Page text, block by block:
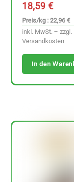
18,59€
Preis/kg : 22,96 €
inkl. MwSt. – zzgl.
Versandkosten
In den